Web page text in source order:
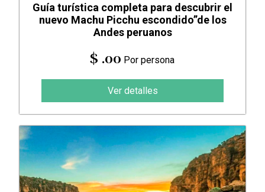
Guía turística completa para descubrir el
nuevo Machu Picchu escondido”de los
Andes peruanos
$ .00 Por persona
Ver detalles